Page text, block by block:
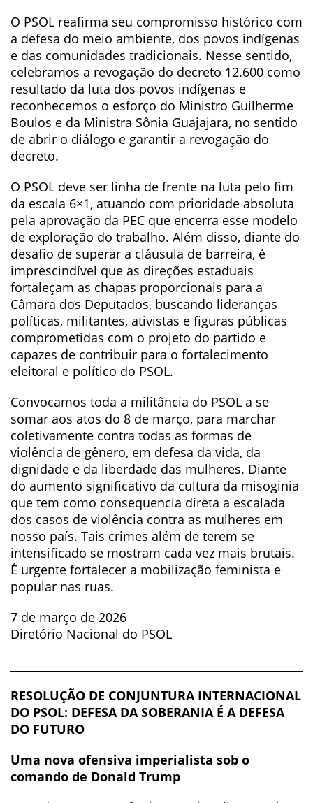
O PSOL reafirma seu compromisso histórico com
a defesa do meio ambiente, dos povos indígenas
e das comunidades tradicionais. Nesse sentido,
celebramos a revogação do decreto 12.600 como
resultado da luta dos povos indígenas e
reconhecemos o esforço do Ministro Guilherme
Boulos e da Ministra Sônia Guajajara, no sentido
de abrir o diálogo e garantir a revogação do
decreto.
O PSOL deve ser linha de frente na luta pelo fim
da escala 6×1, atuando com prioridade absoluta
pela aprovação da PEC que encerra esse modelo
de exploração do trabalho. Além disso, diante do
desafio de superar a cláusula de barreira, é
imprescindível que as direções estaduais
fortaleçam as chapas proporcionais para a
Câmara dos Deputados, buscando lideranças
políticas, militantes, ativistas e figuras públicas
comprometidas com o projeto do partido e
capazes de contribuir para o fortalecimento
eleitoral e político do PSOL.
Convocamos toda a militância do PSOL a se
somar aos atos do 8 de março, para marchar
coletivamente contra todas as formas de
violência de gênero, em defesa da vida, da
dignidade e da liberdade das mulheres. Diante
do aumento significativo da cultura da misoginia
que tem como consequencia direta a escalada
dos casos de violência contra as mulheres em
nosso país. Tais crimes além de terem se
intensificado se mostram cada vez mais brutais.
É urgente fortalecer a mobilização feminista e
popular nas ruas.
7 de março de 2026
Diretório Nacional do PSOL
RESOLUÇÃO DE CONJUNTURA INTERNACIONAL
DO PSOL: DEFESA DA SOBERANIA É A DEFESA
DO FUTURO
Uma nova ofensiva imperialista sob o
comando de Donald Trump